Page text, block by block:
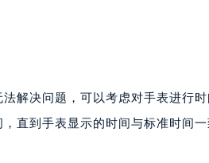
法解决问题，可以考虑对手表进行
，直到手表显示的时间与标准时间